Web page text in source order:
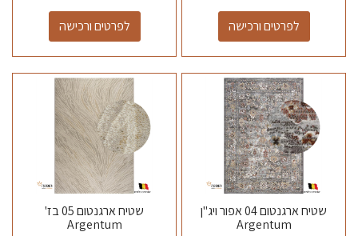
לפרטים ורכישה לפרטים ורכישה
שטיח ארגנטום 04 אפור ויג"ן
Argentum
שטיח ארגנטום 05 בז'
Argentum